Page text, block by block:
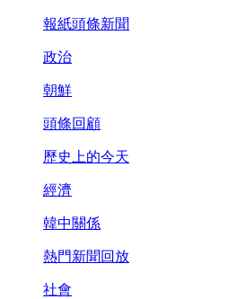
報紙頭條新聞
政治
朝鮮
頭條回顧
歷史上的今天
經濟
韓中關係
熱門新聞回放
社會